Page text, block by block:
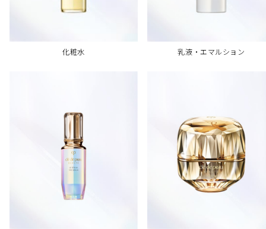
化粧水 乳液・エマルション